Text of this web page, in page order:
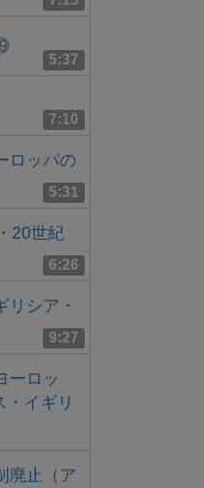
5:37
7:10
5:31
ロッパの
6:26
20世紀
9:27
リシア・
ーロッ
・イギリ
廃止（ア